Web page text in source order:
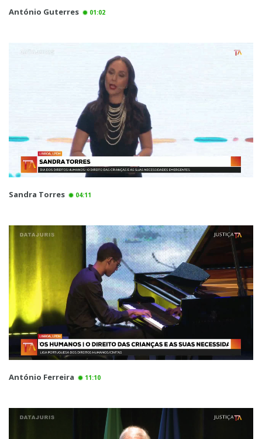
António Guterres 01:02
Sandra Torres 04:11
António Ferreira 11:10